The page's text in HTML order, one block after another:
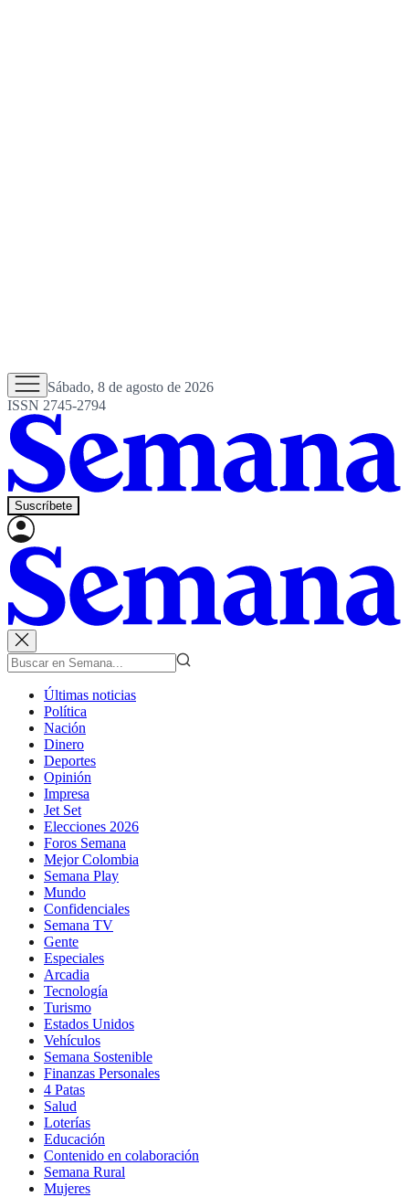
Sábado, 8 de agosto de 2026
ISSN 2745-2794
Suscríbete
Últimas noticias
Política
Nación
Dinero
Deportes
Opinión
Impresa
Jet Set
Elecciones 2026
Foros Semana
Mejor Colombia
Semana Play
Mundo
Confidenciales
Semana TV
Gente
Especiales
Arcadia
Tecnología
Turismo
Estados Unidos
Vehículos
Semana Sostenible
Finanzas Personales
4 Patas
Salud
Loterías
Educación
Contenido en colaboración
Semana Rural
Mujeres